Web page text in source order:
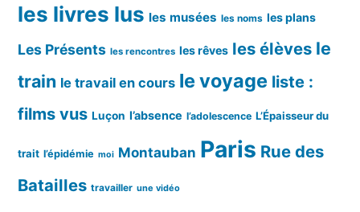
les livres lus les musées les noms les plans
Les Présents les rencontres les rêves les élèves le
train le travail en cours le voyage liste :
films vus Luçon l’absence l’adolescence L’Épaisseur du
trait l’épidémie moi Montauban Paris Rue des
Batailles travailler une vidéo